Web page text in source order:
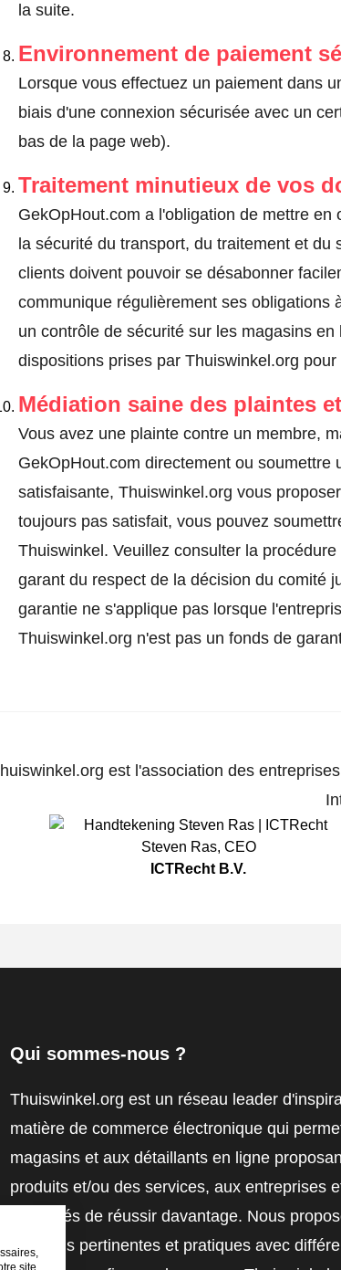
la suite.
Environnement de paiement
Lorsque vous effectuez un paiement dans
biais d'une connexion sécurisée avec un
bas de la page web).
Traitement minutieux de vos
GekOpHout.com a l'obligation de mettre
la sécurité du transport, du traitement et
clients doivent pouvoir se désabonner
communique régulièrement ses obligations
un contrôle de sécurité sur les magasins
dispositions prises par Thuiswinkel.org
Médiation saine des plaintes
Vous avez une plainte contre un membre,
GekOpHout.com directement ou soumettre
satisfaisante, Thuiswinkel.org vous
toujours pas satisfait, vous pouvez
Thuiswinkel. Veuillez consulter la
garant du respect de la décision du comité
garantie ne s'applique pas lorsque
Thuiswinkel.org n'est pas un fonds de
est l'association des
Steven Ras, CEO
ICTRecht B.V.
Qui sommes-nous ?
Thuiswinkel.org est un réseau leader
matière de commerce électronique qui
magasins et aux détaillants en ligne
produits et/ou des services, aux entreprises
employés de réussir davantage. Nous
solutions pertinentes et pratiques avec
site